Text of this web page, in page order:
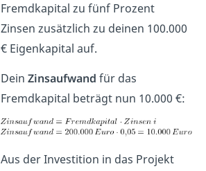
Fremdkapital zu fünf Prozent
Zinsen zusätzlich zu deinen 100.000
€ Eigenkapital auf.
DeinZinsaufwand für das
Fremdkapital beträgt nun 10.000 €:
Aus der Investition in das Projekt